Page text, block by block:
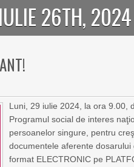
26TH, 2024
Luni, 29 iulie 2024, la ora 9.00,
Programul social de interes
persoanelor singure, pentru
documentele aferente
format ELECTRONIC pe